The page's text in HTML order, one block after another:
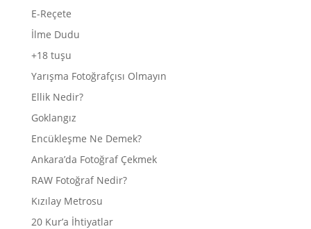
E-Reçete
İlme Dudu
+18 tuşu
Yarışma Fotoğrafçısı Olmayın
Ellik Nedir?
Goklangız
Encükleşme Ne Demek?
Ankara’da Fotoğraf Çekmek
RAW Fotoğraf Nedir?
Kızılay Metrosu
20 Kur’a İhtiyatlar